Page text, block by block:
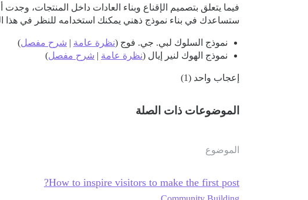
فيما يتعلق بتصميم الإقناع وبناء العادات داخل المنتجات،
ستساعدك في بناء نموذج ذهني يمكنك استخدامه للنظر في هذا
نموذج السلوك لبي. جي. فوج (نظرة عامة | شرح مفصل)
نموذج الهوك لنير إيال (نظرة عامة | شرح مفصل)
إعجاب واحد (1)
الموضوعات ذات الصلة
الموضوع
How to inspire visitors to make the first post?